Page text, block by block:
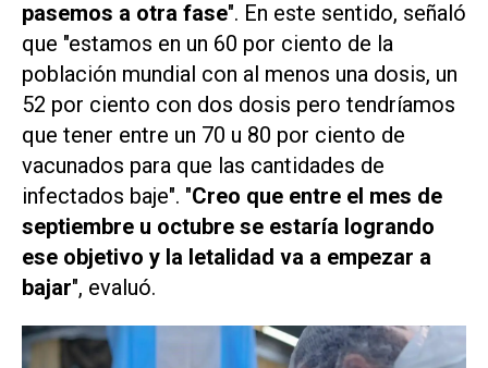
pasemos a otra fase". En este sentido, señaló
que "estamos en un 60 por ciento de la
población mundial con al menos una dosis, un
52 por ciento con dos dosis pero tendríamos
que tener entre un 70 u 80 por ciento de
vacunados para que las cantidades de
infectados baje". "Creo que entre el mes de
septiembre u octubre se estaría logrando
ese objetivo y la letalidad va a empezar a
bajar", evaluó.